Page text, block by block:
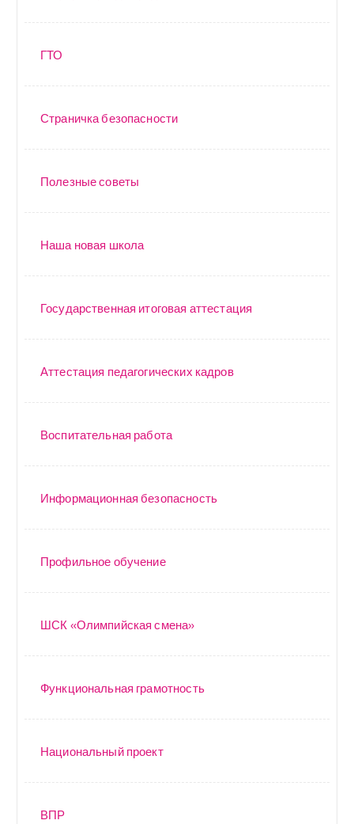
ГТО
Страничка безопасности
Полезные советы
Наша новая школа
Государственная итоговая аттестация
Аттестация педагогических кадров
Воспитательная работа
Информационная безопасность
Профильное обучение
ШСК «Олимпийская смена»
Функциональная грамотность
Национальный проект
ВПР